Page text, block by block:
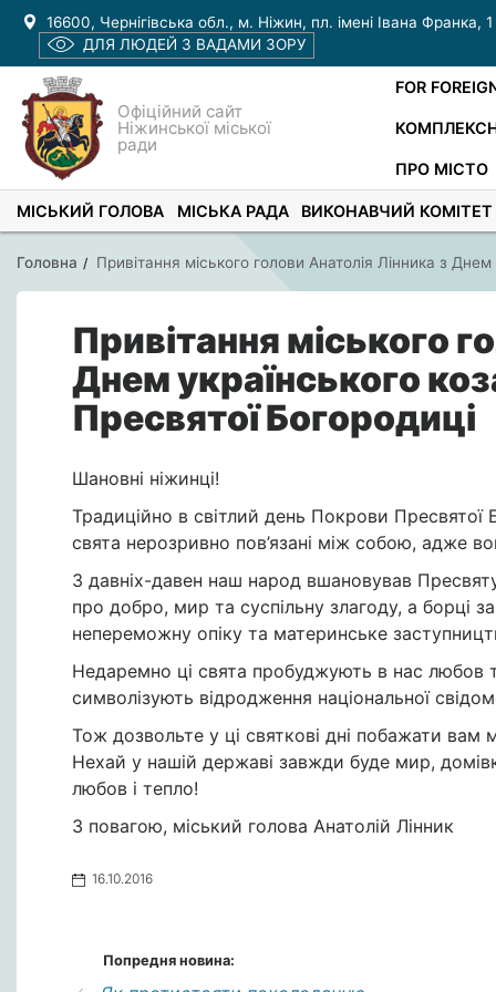
16600, Чернігівська обл., м. Ніжин, пл. імені Івана Франка, 1
ДЛЯ ЛЮДЕЙ З ВАДАМИ ЗОРУ
Офіційний сайт
Ніжинської міської
ради
FOR
ПРО МІСТО
МІСЬКИЙ ГОЛОВА МІСЬКА РАДА ВИКОНАВЧИЙ КОМІТЕТ
Головна Привітання міського голови Анатолія Лінника з
Привітання міського
Днем українського
Пресвятої Богородиці
Шановні ніжинці!
Традиційно в світлий день Покрови Пресвятої
свята нерозривно пов’язані між собою, адже
З давніх-давен наш народ вшановував
про добро, мир та суспільну злагоду, а борці
непереможну опіку та материнське
Недаремно ці свята пробуджують в нас любов
символізують відродження національної
Тож дозвольте у ці святкові дні побажати вам
Нехай у нашій державі завжди буде мир,
любов і тепло!
З повагою, міський голова Анатолій Лінник
16.10.2016
Попредня новина: